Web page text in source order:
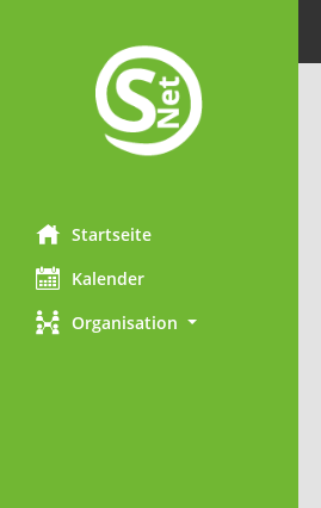
Startseite
Kalender
Organisation